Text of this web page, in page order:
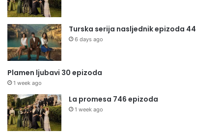
Turska serija nasljednik epizoda 44
6 days ago
Plamen ljubavi 30 epizoda
1 week ago
La promesa 746 epizoda
1 week ago